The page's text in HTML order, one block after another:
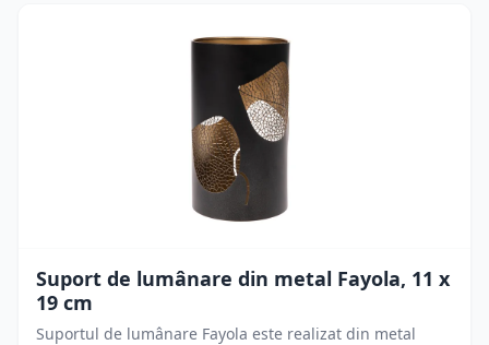
Suport de lumânare din metal Fayola, 11 x
19 cm
Suportul de lumânare Fayola este realizat din metal